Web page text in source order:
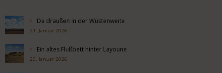
Da draußen in der Wüstenweite
21. Januar 2026
Ein altes Flußbett hinter Layoune
20. Januar 2026